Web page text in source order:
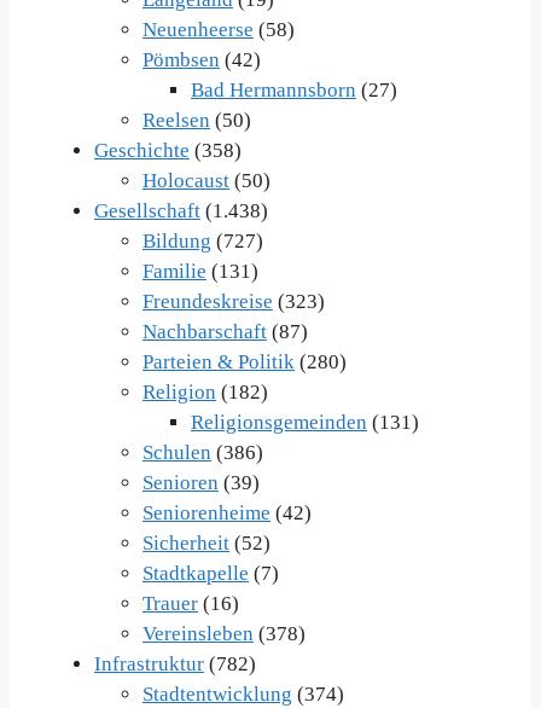
Neuenheerse (58)
Pömbsen (42)
Bad Hermannsborn (27)
Reelsen (50)
Geschichte (358)
Holocaust (50)
Gesellschaft (1.438)
Bildung (727)
Familie (131)
Freundeskreise (323)
Nachbarschaft (87)
Parteien & Politik (280)
Religion (182)
Religionsgemeinden (131)
Schulen (386)
Senioren (39)
Seniorenheime (42)
Sicherheit (52)
Stadtkapelle (7)
Trauer (16)
Vereinsleben (378)
Infrastruktur (782)
Stadtentwicklung (374)